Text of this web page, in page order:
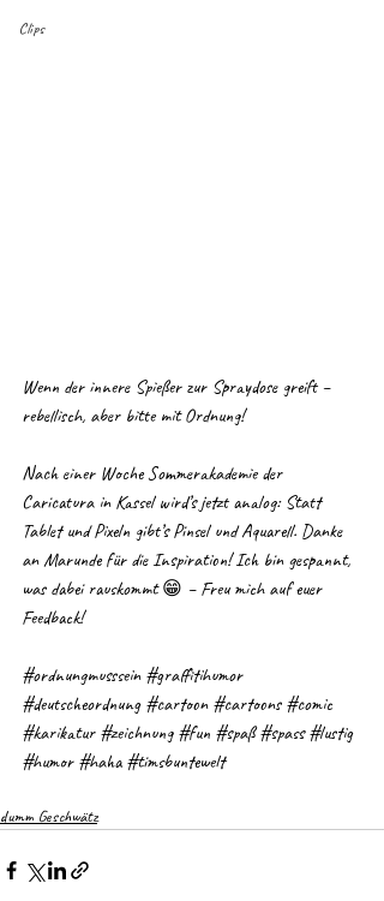
Clips
Wenn der innere Spießer zur Spraydose greift –
rebellisch, aber bitte mit Ordnung!
Nach einer Woche Sommerakademie der
Caricatura in Kassel wird’s jetzt analog: Statt
Tablet und Pixeln gibt’s Pinsel und Aquarell. Danke
an Marunde für die Inspiration! Ich bin gespannt,
was dabei rauskommt 😁 – Freu mich auf euer
Feedback!
#ordnungmusssein #graffitihumor
#deutscheordnung #cartoon #cartoons #comic
#karikatur #zeichnung #fun #spaß #spass #lustig
#humor #haha #timsbuntewelt
dumm Geschwätz